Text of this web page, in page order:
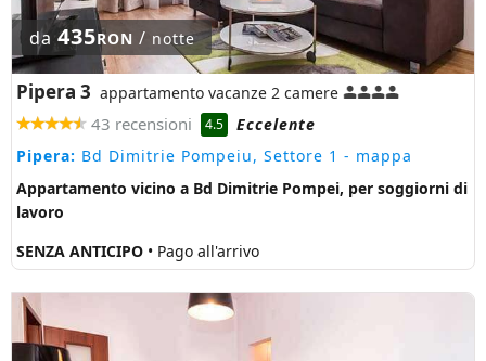
da435RON / notte
Pipera 3 appartamento vacanze 2 camere
43 recensioni 4.5
Eccelente
Pipera: Bd Dimitrie Pompeiu, Settore 1 - mappa
Appartamento vicino a Bd Dimitrie Pompei, per soggiorni di
lavoro
SENZA ANTICIPO • Pago all'arrivo